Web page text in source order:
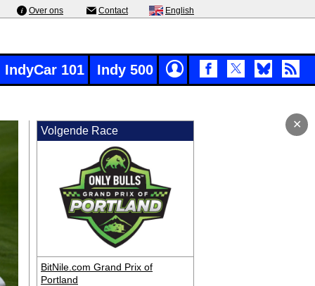
Over ons Contact English
IndyCar 101 Indy 500
✕
Volgende Race
BitNile.com Grand Prix of
Portland